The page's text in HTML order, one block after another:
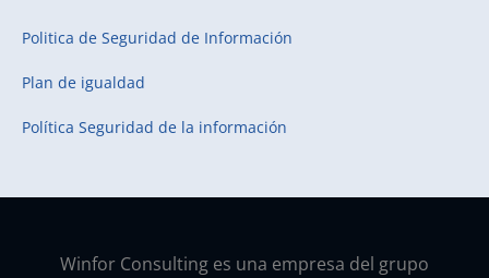
Politica de Seguridad de Información
Plan de igualdad
Política Seguridad de la información
Winfor Consulting es una empresa del grupo